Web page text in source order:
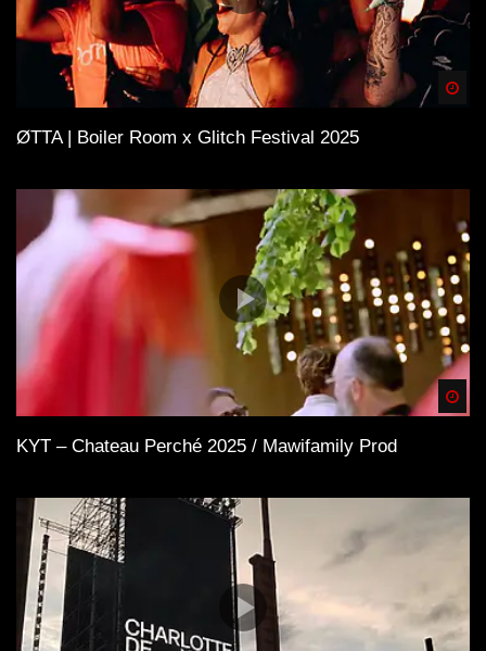
ØTTA | Boiler Room x Glitch Festival 2025
KYT – Chateau Perché 2025 / Mawifamily Prod